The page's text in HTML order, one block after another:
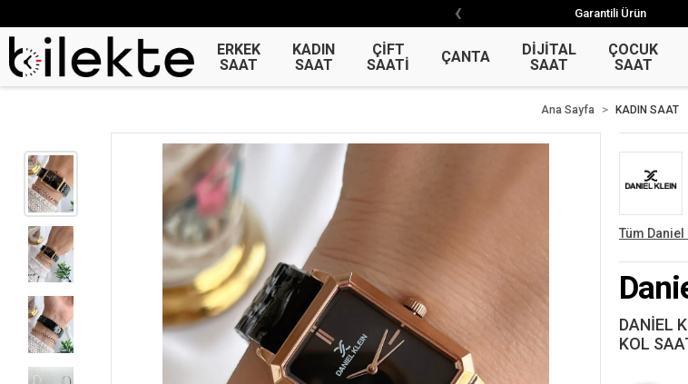
Garantili Ürün
‹
ERKEK
SAAT
KADIN
SAAT
ÇİFT
SAATİ
ÇANTA
DİJİTAL
SAAT
ÇOCUK
SAAT
Garantili Ürün
‹
Ana Sayfa KADIN SAAT
Tüm Daniel
DANİEL
KOL